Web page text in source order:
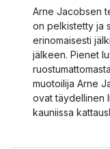
Arne Jacobsen
on pelkistetty ja
erinomaisesti
jälkeen. Pienet
muotoilija Arne
ovat täydellinen
kauniissa